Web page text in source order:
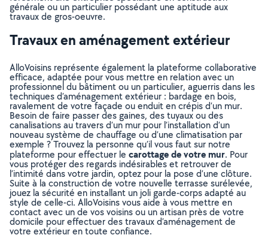
générale ou un particulier possédant une aptitude aux
travaux de gros-oeuvre.
Travaux en aménagement extérieur
AlloVoisins représente également la plateforme collaborative
efficace, adaptée pour vous mettre en relation avec un
professionnel du bâtiment ou un particulier, aguerris dans les
techniques d’aménagement extérieur : bardage en bois,
ravalement de votre façade ou enduit en crépis d’un mur.
Besoin de faire passer des gaines, des tuyaux ou des
canalisations au travers d’un mur pour l’installation d’un
nouveau système de chauffage ou d’une climatisation par
exemple ? Trouvez la personne qu’il vous faut sur notre
plateforme pour effectuer le carottage de votre mur. Pour
vous protéger des regards indésirables et retrouver de
l’intimité dans votre jardin, optez pour la pose d’une clôture.
Suite à la construction de votre nouvelle terrasse surélevée,
jouez la sécurité en installant un joli garde-corps adapté au
style de celle-ci. AlloVoisins vous aide à vous mettre en
contact avec un de vos voisins ou un artisan près de votre
domicile pour effectuer des travaux d’aménagement de
votre extérieur en toute confiance.